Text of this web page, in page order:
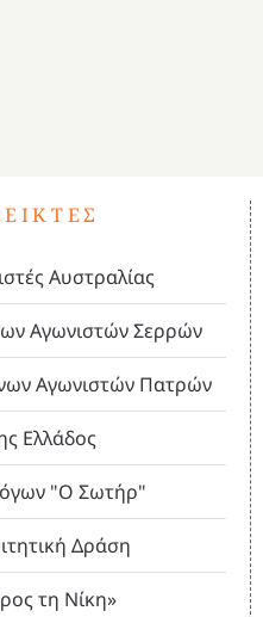
Αυστραλίας
Αγωνιστών Σερρών
Αγωνιστών Πατρών
Ελλάδος
"Ο Σωτήρ"
Δράση
τη Νίκη»